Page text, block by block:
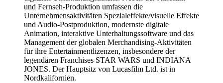
und Fernseh-Produktion umfassen die
Unternehmensaktivitäten Spezialeffekte/visuelle Effekte
und Audio-Postproduktion, modernste digitale
Animation, interaktive Unterhaltungssoftware und das
Management der globalen Merchandising-Aktivitäten
für ihre Entertainmentlizenzen, insbesondere der
legendären Franchises STAR WARS und INDIANA
JONES. Der Hauptsitz von Lucasfilm Ltd. ist in
Nordkalifornien.